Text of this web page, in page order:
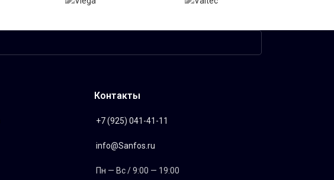
Контакты
+7 (925) 041-41-11
info@Sanfos.ru
Пн — Вс / 9:00 — 19:00